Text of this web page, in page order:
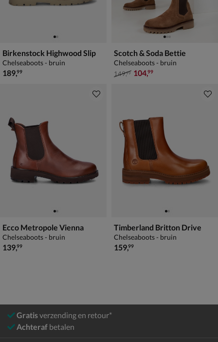
Birkenstock Highwood Slip
Chelseaboots - bruin
€ 189,99
189,99
Scotch & Soda Bettie
Chelseaboots - bruin
van € 149,99 voor € 104,99
149,99 104,99
Ecco Metropole Vienna
Chelseaboots - bruin
€ 139,99
139,99
Timberland Britton Drive
Chelseaboots - bruin
€ 159,99
159,99
Gratisverzending en retour*
Achteraf betalen